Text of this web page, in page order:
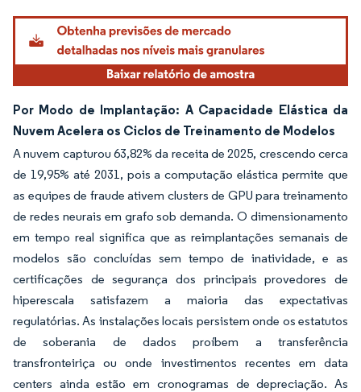
Imagem © Mordor Intelligence. O reuso requer atribuição conforme CC BY 4.0.
Por Modo de Implantação: A Capacidade Elástica da
Nuvem Acelera os Ciclos de Treinamento de Modelos
A nuvem capturou 63,82% da receita de 2025, crescendo cerca
de 19,95% até 2031, pois a computação elástica permite que
as equipes de fraude ativem clusters de GPU para treinamento
de redes neurais em grafo sob demanda. O dimensionamento
em tempo real significa que as reimplantações semanais de
modelos são concluídas sem tempo de inatividade, e as
certificações de segurança dos principais provedores de
hiperescala satisfazem a maioria das expectativas
regulatórias. As instalações locais persistem onde os estatutos
de soberania de dados proíbem a transferência
transfronteiriça ou onde investimentos recentes em data
centers ainda estão em cronogramas de depreciação. As